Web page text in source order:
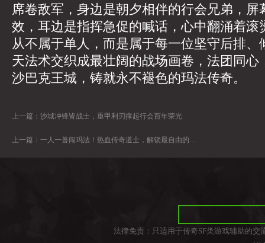
席卷敌军，身边是朝夕相伴的行会兄弟，屏
效，耳边是指挥急促的喊话，心中翻涌着滚
从不属于单人，而是属于每一位坚守后排、
天法术交织成最壮阔的战场画卷，法团同心
沙巴克王城，铸就永不褪色的玛法传奇。
上一篇： 沙城冲锋皆战士，重甲利刃撑起行会百年荣光
上一篇： 一人一兽闯玛法！热血传奇道士，解锁最自由的复古传奇体验
法律免责：只适用于传奇SF类游戏辅助的